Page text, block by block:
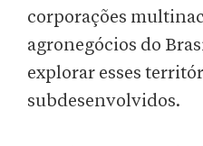
corporações
agronegócios do
explorar esses
subdesenvolvidos.